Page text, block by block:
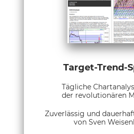
Target-Trend-
Tägliche
der revolutionären
Zuverlässig und
von Sven